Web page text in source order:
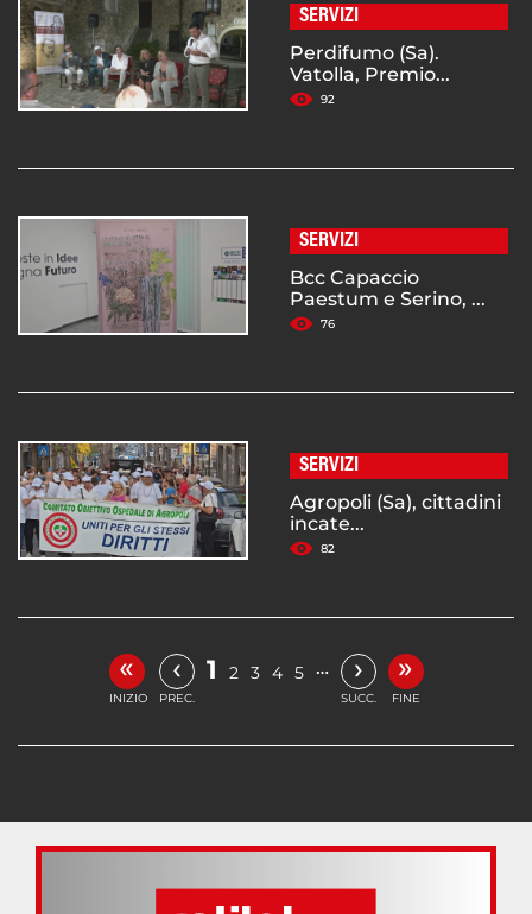
SERVIZI
Perdifumo (Sa).
Vatolla, Premio...
92
SERVIZI
Bcc Capaccio
Paestum e Serino, ...
76
SERVIZI
Agropoli (Sa), cittadini
incate...
82
«
INIZIO
‹
PREC.
1 2 3 4 5 … ›
SUCC.
»
FINE